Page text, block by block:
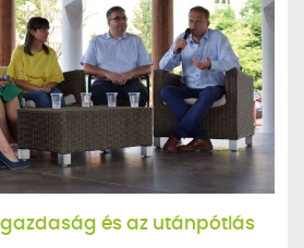
és az utánpótlás